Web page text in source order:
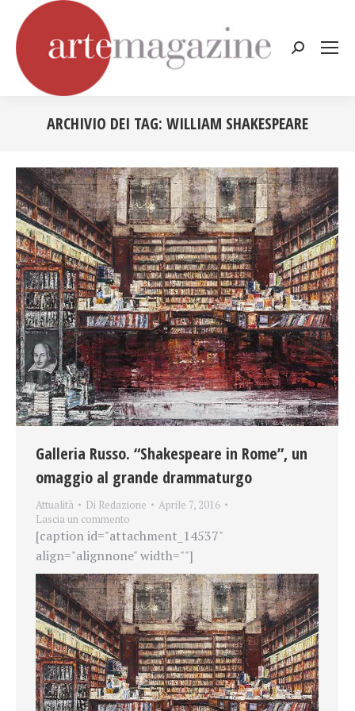
Cerca:
ARCHIVIO DEI TAG: WILLIAM SHAKESPEARE
Galleria Russo. “Shakespeare in Rome”, un
omaggio al grande drammaturgo
Attualità Di Redazione
Aprile 7, 2016
Lascia un commento
[caption id="attachment_14537"
align="alignnone" width=""]